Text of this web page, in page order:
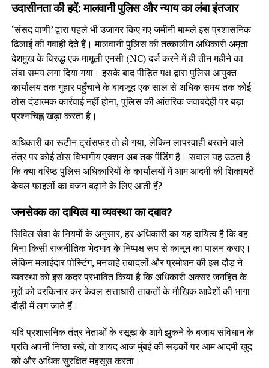
उदासीनता की हदें: मालवानी पुलिस और न्याय का लंबा इंतजार
‘संसद वाणी’ द्वारा पहले भी उजागर किए गए जमीनी मामले इस प्रशासनिक
ढिलाई की गवाही देते हैं। मालवानी पुलिस की तत्कालीन अधिकारी अमृता
देशमुख के विरुद्ध एक मामूली एनसी (NC) दर्ज करने में ही तीन महीने का
लंबा समय लगा दिया गया। इसके बाद पीड़ित पक्ष द्वारा पुलिस आयुक्त
कार्यालय तक गुहार पहुँचाने के बावजूद एक साल से अधिक समय तक कोई
ठोस दंडात्मक कार्रवाई नहीं होना, पुलिस की आंतरिक जवाबदेही पर बड़ा
प्रश्नचिह्न खड़ा करता है।
अधिकारी का रूटीन ट्रांसफर तो हो गया, लेकिन लापरवाही बरतने वाले
तंत्र पर कोई ठोस विभागीय एक्शन अब तक पेंडिंग है। सवाल यह उठता है
कि क्या वरिष्ठ पुलिस अधिकारियों के कार्यालयों में आम आदमी की शिकायतें
केवल फाइलों का वजन बढ़ाने के लिए आती हैं?
जनसेवक का दायित्व या व्यवस्था का दबाव?
सिविल सेवा के नियमों के अनुसार, हर अधिकारी का यह दायित्व है कि वह
बिना किसी राजनीतिक भेदभाव के निष्पक्ष रूप से कानून का पालन कराए।
लेकिन मलाईदार पोस्टिंग, मनचाहे तबादलों और प्रमोशन की इस दौड़ ने
व्यवस्था को इस कदर प्रभावित किया है कि अधिकारी अक्सर जनहित के
मुद्दों को दरकिनार कर केवल सत्ताधारी ताकतों के मौखिक आदेशों की भागा-
दौड़ी में लग जाते हैं।
यदि प्रशासनिक तंत्र नेताओं के रसूख के आगे झुकने के बजाय संविधान के
प्रति अपनी निष्ठा रखे, तो शायद आज मुंबई की सड़कों पर आम आदमी खुद
को और अधिक सुरक्षित महसूस करता।